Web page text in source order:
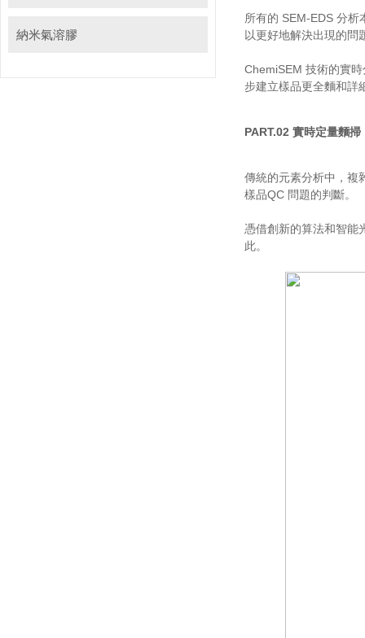
納米氣溶膠
所有的 SEM-EDS 分析
以更好地解決出現的問
ChemiSEM 技術的實
步建立樣品更全麵和詳
PART.02 實時定量麵
傳統的元素分析中，複
樣品QC 問題的判斷。
憑借創新的算法和智
此。